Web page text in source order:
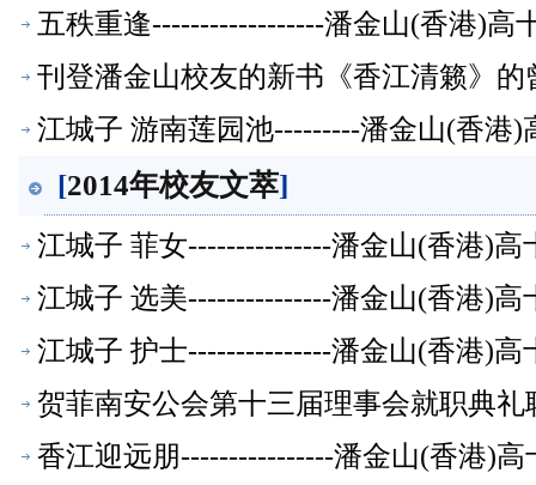
五秩重逢------------------潘金山(香港)高
刊登潘金山校友的新书《香江清籁》
江城子 游南莲园池---------潘金山(香港)
[2014年校友文萃]
江城子 菲女---------------潘金山(香港)高
江城子 选美---------------潘金山(香港)高
江城子 护士---------------潘金山(香港)高
贺菲南安公会第十三届理事会就职典
香江迎远朋----------------潘金山(香港)